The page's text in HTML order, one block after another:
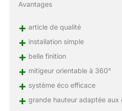
Avantages
+ article de qualité
+ installation simple
+ belle finition
+ mitigeur orientable à 360°
+ système éco efficace
+ grande hauteur adaptée aux